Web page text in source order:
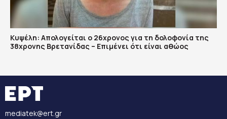
Κυψέλη: Απολογείται ο 26χρονος για τη δολοφονία της
38χρονης Βρετανίδας – Επιμένει ότι είναι αθώος
mediatek@ert.gr